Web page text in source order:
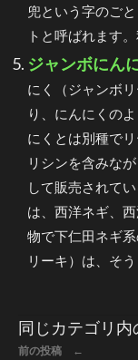
兜という字のご
トと呼ばれます
ジャンボにん
にく（ジャンボ
り、にんにくの
にくとは別種で
リシンを含みな
して販売されて
は、西洋ネギ、
物で下仁田ネギ
リーキ）は、そ
同じカテゴリ内
前の投稿 ←